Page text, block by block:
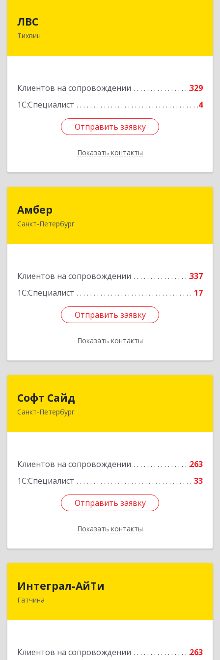
ЛВС
Тихвин
Клиентов на сопровождении
329
1С:Специалист
4
Отправить заявку
Показать контакты
187553, Ленинградская обл, Тихвинский р-н,
Подробнее
Отправить заявку
Назад
Амбер
Санкт-Петербург
Клиентов на сопровождении
337
1С:Специалист
17
Отправить заявку
Показать контакты
191119, Санкт-Петербург г, Правды ул, дом №
Отправить заявку
Назад
Софт Сайд
Санкт-Петербург
Клиентов на сопровождении
263
1С:Специалист
33
Отправить заявку
Показать контакты
190020, Санкт-Петербург г, Рижский пр, дом №
Отправить заявку
Назад
Интеграл-АйТи
Гатчина
Клиентов на сопровождении
263
188300, Ленинградская обл, Гатчинский р-н,
Подробнее